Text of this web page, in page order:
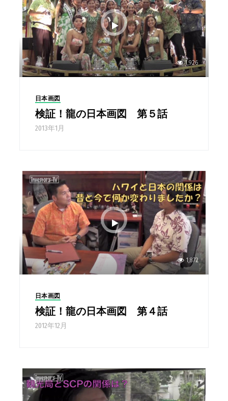
1,926
日本画図
検証！龍の日本画図 第５話
2013年1月
1,872
日本画図
検証！龍の日本画図 第４話
2012年12月